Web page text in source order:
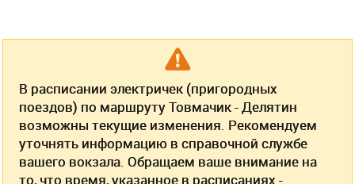
В расписании электричек (пригородных
поездов) по маршруту Товмачик - Делятин
возможны текущие изменения. Рекомендуем
уточнять информацию в справочной службе
вашего вокзала. Обращаем ваше внимание на
то, что время, указанное в расписаниях -